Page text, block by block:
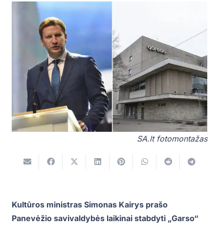
SA.lt fotomontažas
Kultūros ministras Simonas Kairys prašo
Panevėžio savivaldybės laikinai stabdyti „Garso“